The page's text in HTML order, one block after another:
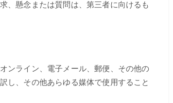
、懸念または質問は、第三者に向けるも
ンライン、電子メール、郵便、その他の
し、その他あらゆる媒体で使用すること